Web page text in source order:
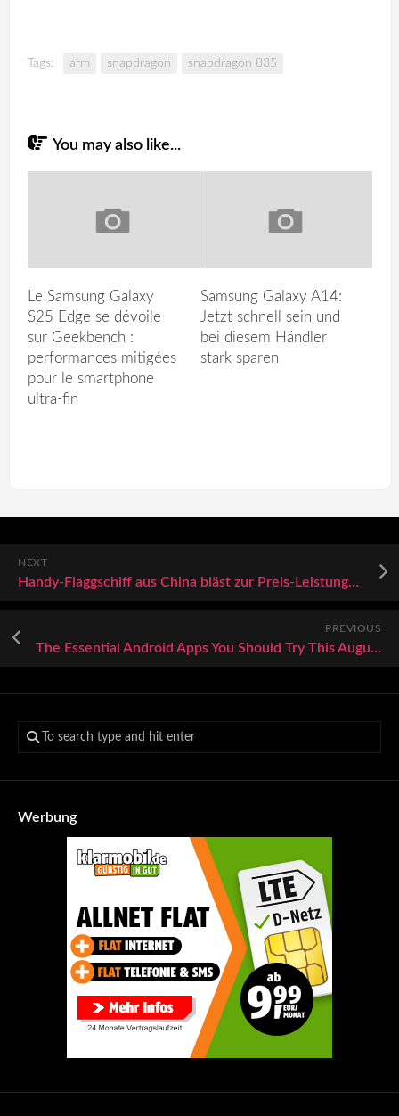
Tags: arm snapdragon snapdragon 835
You may also like...
Le Samsung Galaxy
S25 Edge se dévoile
sur Geekbench :
performances mitigées
pour le smartphone
ultra-fin
Samsung Galaxy A14:
Jetzt schnell sein und
bei diesem Händler
stark sparen
NEXT
Handy-Flaggschiff aus China bläst zur Preis-Leistungs-Offensive auf Apple, Samsung & Co: Mit Snapdragon 8 Gen 3 und 512 Gigabyte!
PREVIOUS
The Essential Android Apps You Should Try This August
Werbung